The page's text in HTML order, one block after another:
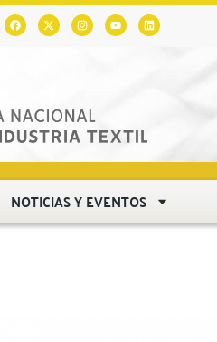
NOTICIAS Y EVENTOS